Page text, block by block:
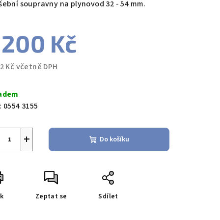
soupravny na plynovod 32 - 54 mm.
Kč
Kč včetně DPH
0554 3155
+ Do košíku
Zeptat se Sdílet